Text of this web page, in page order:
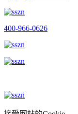
400-966-0626